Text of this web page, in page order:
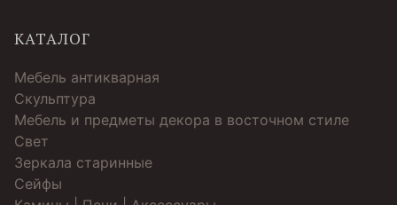
КАТАЛОГ
Мебель антикварная
Скульптура
Мебель и предметы декора в восточном стиле
Свет
Зеркала старинные
Cейфы